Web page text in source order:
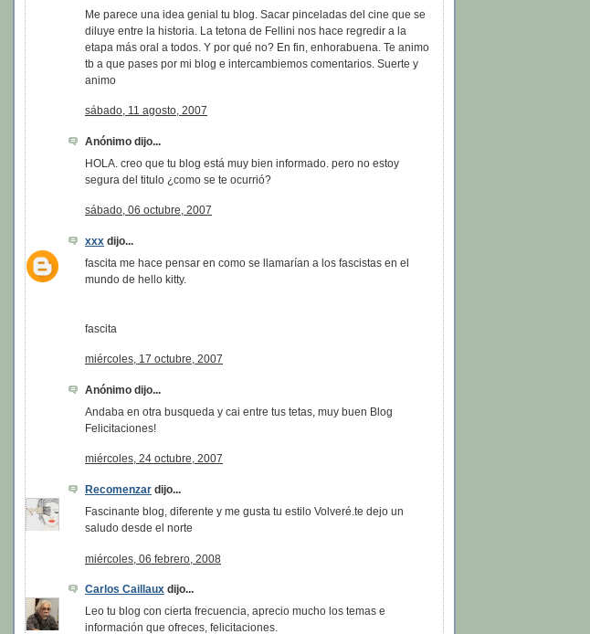
Me parece una idea genial tu blog. Sacar pinceladas del cine que se
diluye entre la historia. La tetona de Fellini nos hace regredir a la
etapa más oral a todos. Y por qué no? En fin, enhorabuena. Te animo
tb a que pases por mi blog e intercambiemos comentarios. Suerte y
animo
sábado, 11 agosto, 2007
Anónimo dijo...
HOLA. creo que tu blog está muy bien informado. pero no estoy
segura del titulo ¿como se te ocurrió?
sábado, 06 octubre, 2007
xxx dijo...
fascita me hace pensar en como se llamarían a los fascistas en el
mundo de hello kitty.
fascita
miércoles, 17 octubre, 2007
Anónimo dijo...
Andaba en otra busqueda y cai entre tus tetas, muy buen Blog
Felicitaciones!
miércoles, 24 octubre, 2007
Recomenzar dijo...
Fascinante blog, diferente y me gusta tu estilo Volveré.te dejo un
saludo desde el norte
miércoles, 06 febrero, 2008
Carlos Caillaux dijo...
Leo tu blog con cierta frecuencia, aprecio mucho los temas e
información que ofreces, felicitaciones.